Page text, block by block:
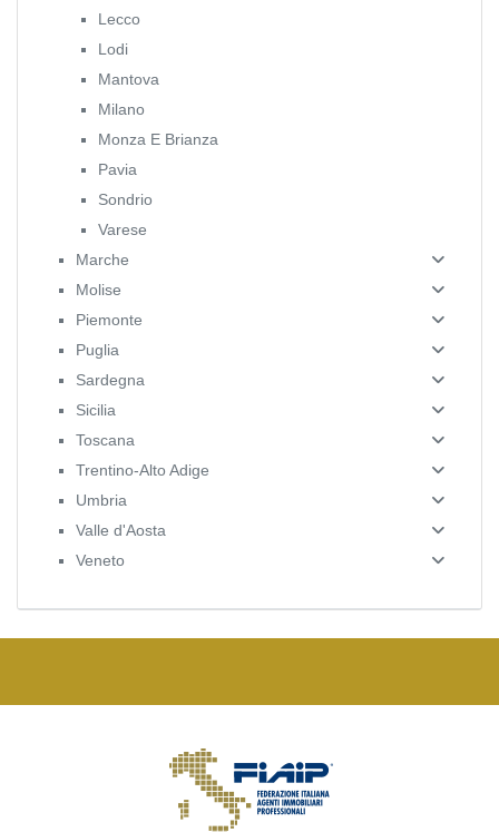
Lecco
Lodi
Mantova
Milano
Monza E Brianza
Pavia
Sondrio
Varese
Marche
Molise
Piemonte
Puglia
Sardegna
Sicilia
Toscana
Trentino-Alto Adige
Umbria
Valle d'Aosta
Veneto